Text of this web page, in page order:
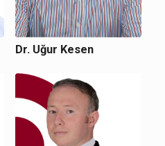
Dr. Uğur Kesen